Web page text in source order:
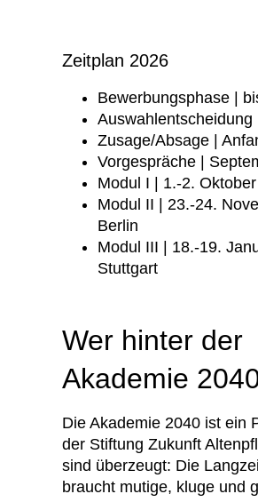
Zeitplan 2026
Bewerbungsphase |
Auswahlentscheidung
Zusage/Absage |
Vorgespräche |
Modul I | 1.-2.
Modul II | 23.-24.
Berlin
Modul III | 18.-19.
Stuttgart
Wer hinter der
Akademie
Die Akademie 2040 ist ein
der Stiftung Zukunft
sind überzeugt: Die
braucht mutige, kluge und